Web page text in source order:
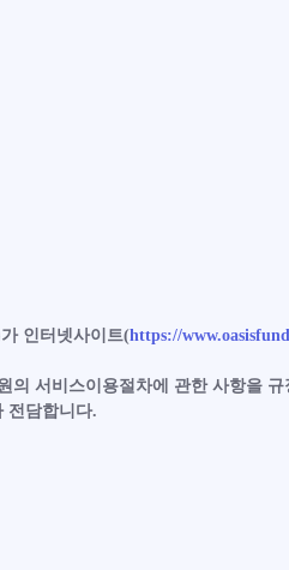
인터넷사이트(https://
서비스이용절차에 관한 사항을
전담합니다.